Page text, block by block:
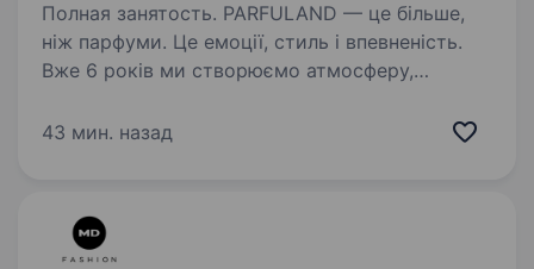
Полная занятость. PARFULAND — це більше,
ніж парфуми. Це емоції, стиль і впевненість.
Вже 6 років ми створюємо атмосферу,
та натхнення. Ми працюємо тільки
43 мин. назад